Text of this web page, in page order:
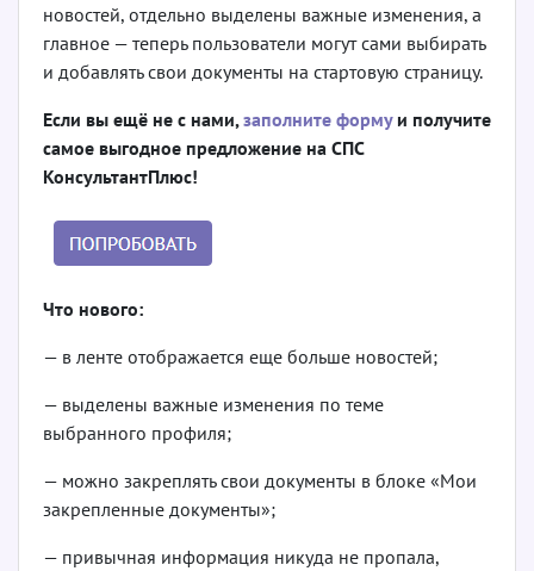
новостей, отдельно выделены важные изменения, а
главное — теперь пользователи могут сами выбирать
и добавлять свои документы на стартовую страницу.
Если вы ещё не с нами, заполните формуи получите
самое выгодное предложение на СПС
КонсультантПлюс!
Что нового:
— в ленте отображается еще больше новостей;
— выделены важные изменения по теме
выбранного профиля;
— можно закреплять свои документы в блоке «Мои
закрепленные документы»;
— привычная информация никуда не пропала,